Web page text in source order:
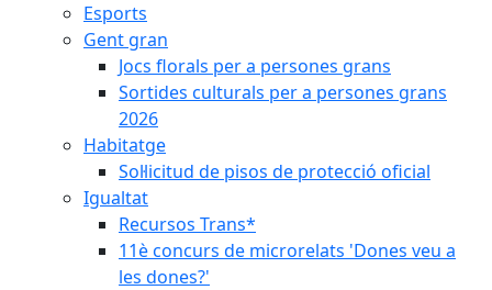
Esports
Gent gran
Jocs florals per a persones grans
Sortides culturals per a persones grans
2026
Habitatge
Sol·licitud de pisos de protecció oficial
Igualtat
Recursos Trans*
11è concurs de microrelats 'Dones veu a
les dones?'